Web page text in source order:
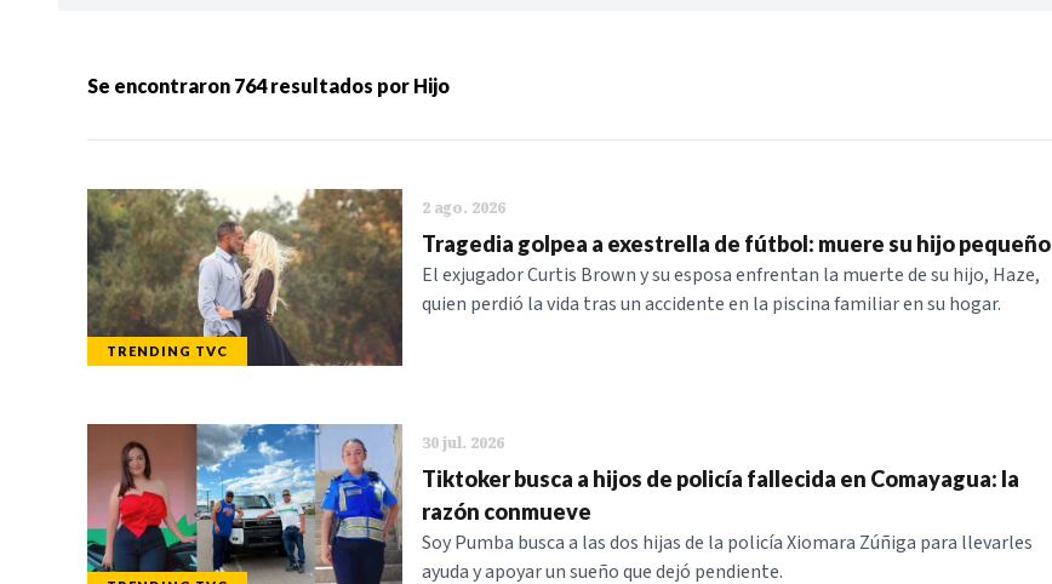
Categorias: NOTICIAS SERIES
Se encontraron 764 resultados por Hijo
TRENDING TVC
2 ago. 2026
Tragedia golpea a exestrella de fútbol: muere su hijo pequeño
El exjugador Curtis Brown y su esposa enfrentan la muerte de su hijo, Haze,
quien perdió la vida tras un accidente en la piscina familiar en su hogar.
30 jul. 2026
Tiktoker busca a hijos de policía fallecida en Comayagua: la
razón conmueve
Soy Pumba busca a las dos hijas de la policía Xiomara Zúñiga para llevarles
ayuda y apoyar un sueño que dejó pendiente.